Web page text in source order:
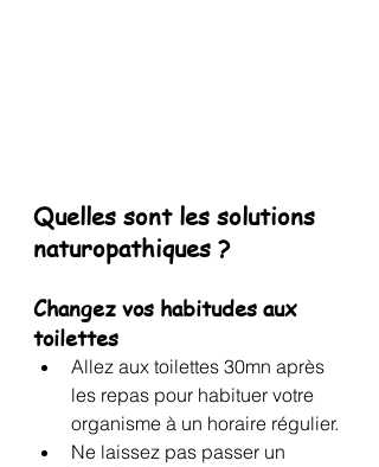
Quelles sont les solutions
naturopathiques ?
Changez vos habitudes aux
toilettes
Allez aux toilettes 30mn après
les repas pour habituer votre
organisme à un horaire régulier.
Ne laissez pas passer un